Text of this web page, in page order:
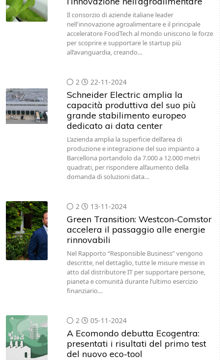
Il consorzio di aziende italiane leader
nell'innovazione agroalimentare e il principale
acceleratore FoodTech al mondo uniscono le forze
per scoprire e supportare le startup più
all’avanguardia, creando…
2 22-11-2024
Schneider Electric amplia la
capacità produttiva del suo più
grande stabilimento europeo
dedicato ai data center
L’azienda amplia la superficie dell’area di
produzione e integrazione del suo impianto a
Barcellona portandolo da 7.000 a 12.000 metri
quadrati, per rispondere all’aumento della
domanda di soluzioni data…
2 13-11-2024
Green Transition: Westcon-Comstor
accelera il passaggio alle energie
rinnovabili
Nel Rapporto “Responsible Business” vengono
descritte, nel dettaglio, tutte le misure messe in
atto dal distributore IT per supportare persone,
pianeta e comunità durante l’ultimo esercizio
finanziario…
2 05-11-2024
A Ecomondo debutta Ecogentra:
presentati i risultati del primo test
del nuovo eco-tool